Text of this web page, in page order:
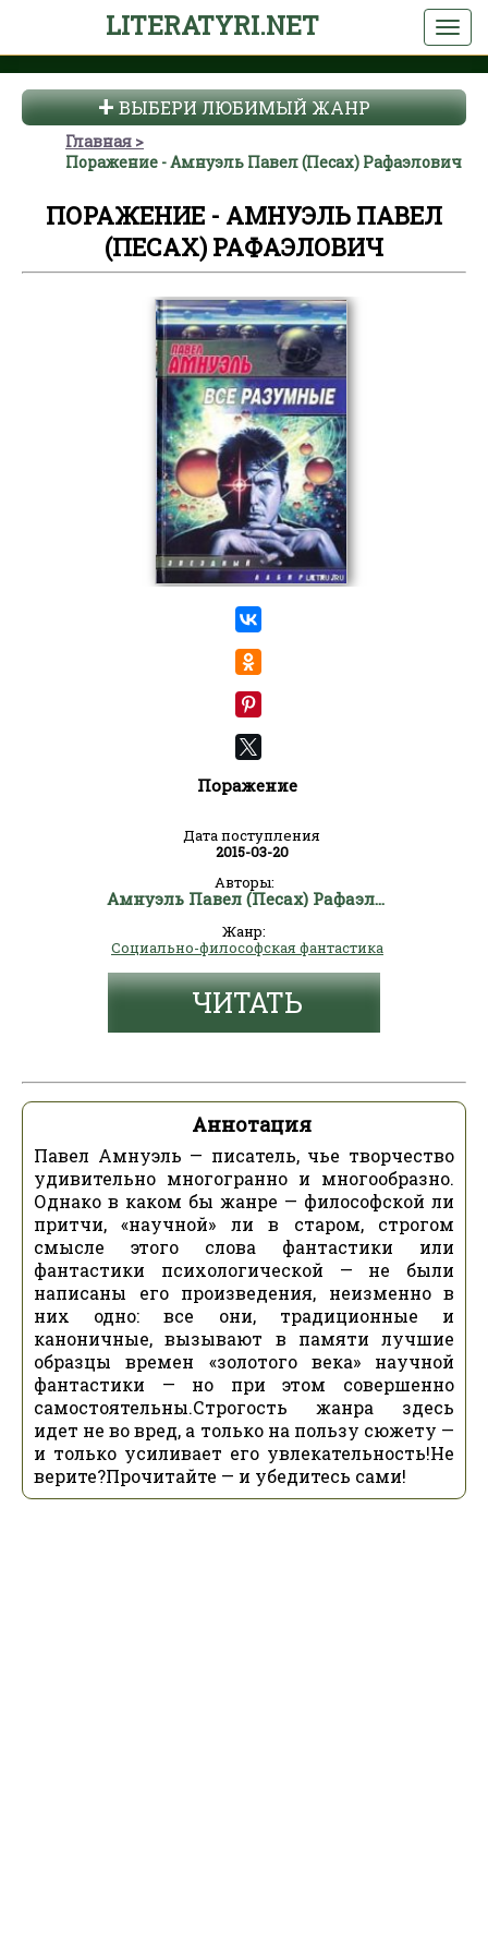
LITERATYRI.NET
ВЫБЕРИ ЛЮБИМЫЙ ЖАНР
Главная
Поражение - Амнуэль Павел (Песах) Рафаэлович
ПОРАЖЕНИЕ - АМНУЭЛЬ ПАВЕЛ
(ПЕСАХ) РАФАЭЛОВИЧ
Поражение
Дата поступления
2015-03-20
Авторы:
Амнуэль Павел (Песах) Рафаэлович
Жанр:
Социально-философская фантастика
ЧИТАТЬ
Аннотация
Павел Амнуэль — писатель, чье творчество
удивительно многогранно и многообразно.
Однако в каком бы жанре — философской ли
притчи, «научной» ли в старом, строгом
смысле этого слова фантастики или
фантастики психологической — не были
написаны его произведения, неизменно в
них одно: все они, традиционные и
каноничные, вызывают в памяти лучшие
образцы времен «золотого века» научной
фантастики — но при этом совершенно
самостоятельны.Строгость жанра здесь
идет не во вред, а только на пользу сюжету —
и только усиливает его увлекательность!Не
верите?Прочитайте — и убедитесь сами!